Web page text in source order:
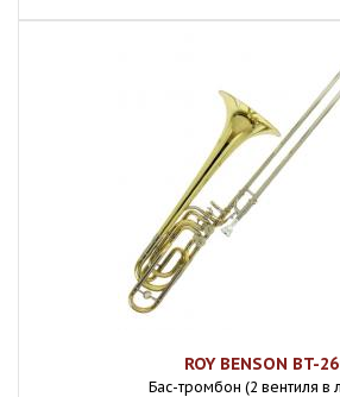
ROY BENSON BT-
Бас-тромбон (2 вентиля в